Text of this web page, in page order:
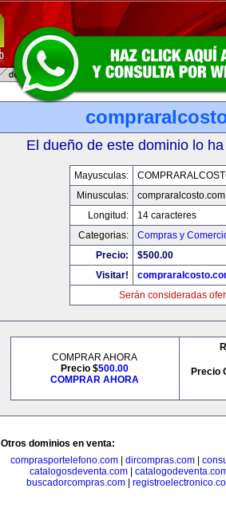
El dueño de este dominio lo
Mayusculas:
Minusculas:
compraralcosto.com
Longitud:
14 caracteres
Categorias:
Compras y
Precio:
$500.00
Visitar!
Serán consideradas
COMPRAR AHORA
Precio $500.00
COMPRAR AHORA
Precio
Otros dominios en venta:
comprasportelefono.com
dircompras.com
catalogosdeventa.com
buscadorcompras.com